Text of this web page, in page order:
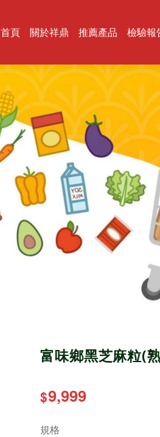
首頁 關於祥鼎 推薦產品 檢驗報
富味鄉黑芝麻粒(
$9,999
規格